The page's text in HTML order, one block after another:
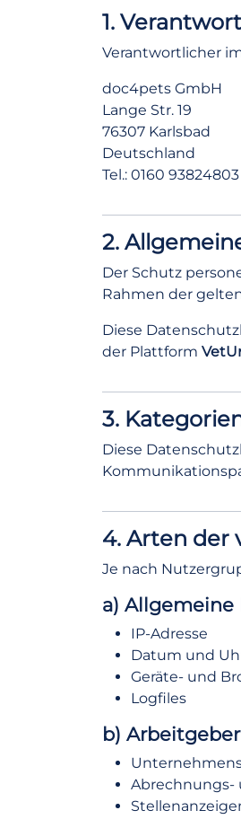
1.
Verantwortlicher
doc4pets GmbH
Lange Str. 19
76307 Karlsbad
Deutschland
Tel.: 0160 93824803
2.
Der Schutz
Rahmen der
Diese
der Plattform
3.
Diese
4. Arten der
Je nach
a)
IP-Adresse
Datum und
Geräte- und
Logfiles
b) Arbeitgeber
Abrechnungs-